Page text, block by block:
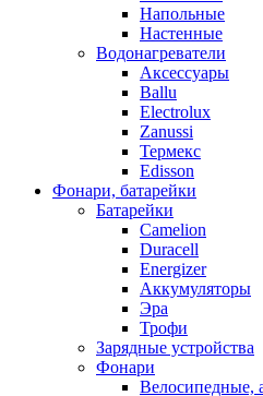
Напольные
Настенные
Водонагреватели
Аксессуары
Ballu
Electrolux
Zanussi
Термекс
Edisson
Фонари, батарейки
Батарейки
Camelion
Duracell
Energizer
Аккумуляторы
Эра
Трофи
Зарядные устройства
Фонари
Велосипедные,